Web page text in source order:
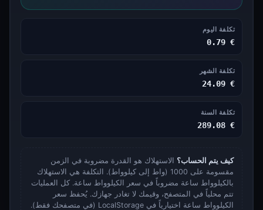
تكلفة اليوم
€ 0.79
تكلفة الشهر
€ 24.09
تكلفة السنة
€ 289.08
كيف يتم الحساب؟ الاستهلاك هو القدرة مضروبة في الزمن
مقسومة على 1000 (واط إلى كيلوواط). التكلفة هي الاستهلاك
بالكيلوواط ساعة مضروباً في سعر الكيلوواط ساعة. كل العمليات
تتم محلياً في المتصفح، وقيمك لا تغادر جهازك. يُحفظ سعر
الكيلوواط ساعة اختيارياً في LocalStorage (في متصفحك فقط).